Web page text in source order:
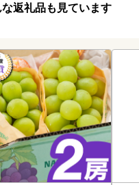
返礼品も見ています